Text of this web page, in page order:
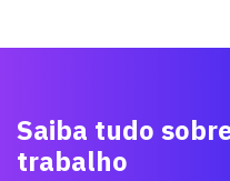
Saiba tudo
trabalho